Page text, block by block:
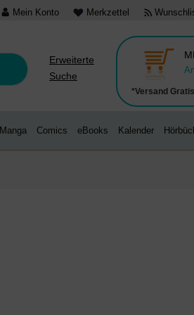
Mein Konto Merkzettel
Erweiterte
Suche
*Versand Gratis
Manga Comics eBooks Kalender